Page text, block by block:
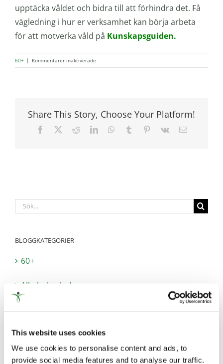
This website uses cookies
We use cookies to personalise content and ads, to
provide social media features and to analyse our traffic.
upptäcka våldet och bidra till att förhindra det. Få
vägledning i hur er verksamhet kan börja arbeta
för att motverka våld på Kunskapsguiden.
60+ | Kommentarer inaktiverade
Våldet
Share This Story, Choose Your Platform!
Facebook RedditLinkedInWhatsApp
Tumblr Pinterest
Vk
E-
Sök
BLOGGKATEGORIER
60+
Alkohol och droger
Att bryta upp
Barn och unga